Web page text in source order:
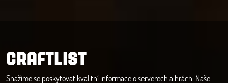
CRAFTLIST
Snažíme se poskytovat kvalitní informace o serverech a hrách. Naše